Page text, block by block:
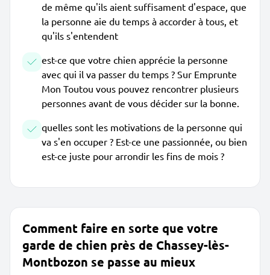
de même qu'ils aient suffisament d'espace, que
la personne aie du temps à accorder à tous, et
qu'ils s'entendent
est-ce que votre chien apprécie la personne
avec qui il va passer du temps ? Sur Emprunte
Mon Toutou vous pouvez rencontrer plusieurs
personnes avant de vous décider sur la bonne.
quelles sont les motivations de la personne qui
va s'en occuper ? Est-ce une passionnée, ou bien
est-ce juste pour arrondir les fins de mois ?
Comment faire en sorte que votre
garde de chien près de Chassey-lès-
Montbozon se passe au mieux